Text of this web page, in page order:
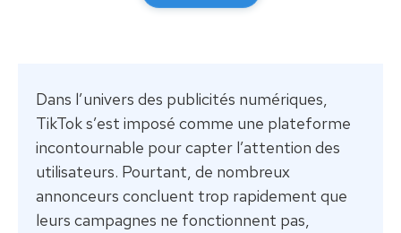
Dans l’univers des publicités numériques,
TikTok s’est imposé comme une plateforme
incontournable pour capter l’attention des
utilisateurs. Pourtant, de nombreux
annonceurs concluent trop rapidement que
leurs campagnes ne fonctionnent pas,